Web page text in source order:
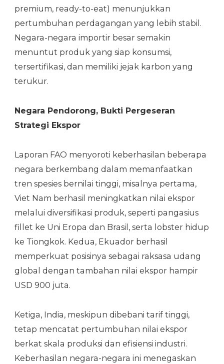
premium, ready-to-eat) menunjukkan
pertumbuhan perdagangan yang lebih stabil.
Negara-negara importir besar semakin
menuntut produk yang siap konsumsi,
tersertifikasi, dan memiliki jejak karbon yang
terukur.
Negara Pendorong, Bukti Pergeseran
Strategi Ekspor
Laporan FAO menyoroti keberhasilan beberapa
negara berkembang dalam memanfaatkan
tren spesies bernilai tinggi, misalnya pertama,
Viet Nam berhasil meningkatkan nilai ekspor
melalui diversifikasi produk, seperti pangasius
fillet ke Uni Eropa dan Brasil, serta lobster hidup
ke Tiongkok. Kedua, Ekuador berhasil
memperkuat posisinya sebagai raksasa udang
global dengan tambahan nilai ekspor hampir
USD 900 juta.
Ketiga, India, meskipun dibebani tarif tinggi,
tetap mencatat pertumbuhan nilai ekspor
berkat skala produksi dan efisiensi industri.
Keberhasilan negara-negara ini menegaskan